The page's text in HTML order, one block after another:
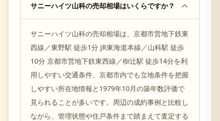
サニーハイツ山科の売却相場はいくらですか？
サニーハイツ山科の売却相場は、京都市営地下鉄東
西線／東野駅 徒歩1分 JR東海道本線／山科駅 徒歩
10分 京都市営地下鉄東西線／椥辻駅 徒歩14分を利
用しやすい交通条件、京都市内でも立地条件を把握
しやすい所在地情報と1979年10月の築年数評価で
見られることが多いです。周辺の成約事例と比較し
ながら、管理状態や住戸条件まで踏まえて査定する